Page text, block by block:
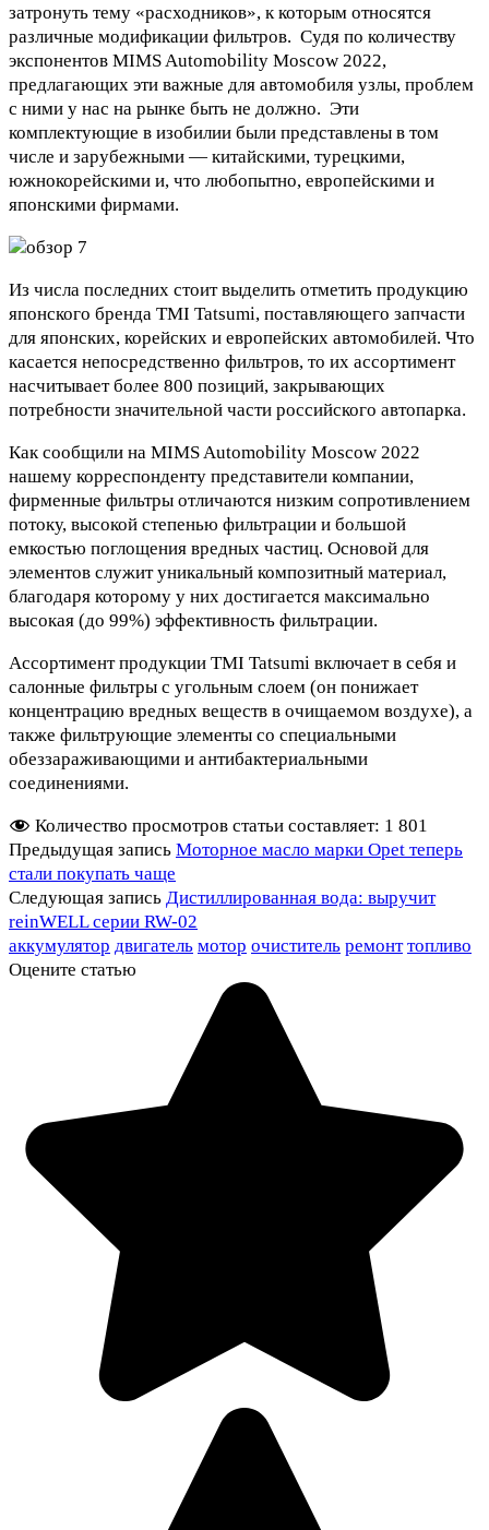
затронуть тему «расходников», к которым относятся
различные модификации фильтров. Судя по количеству
экспонентов MIMS Automobility Moscow 2022,
предлагающих эти важные для автомобиля узлы, проблем
с ними у нас на рынке быть не должно. Эти
комплектующие в изобилии были представлены в том
числе и зарубежными — китайскими, турецкими,
южнокорейскими и, что любопытно, европейскими и
японскими фирмами.
Из числа последних стоит выделить отметить продукцию
японского бренда TMI Tatsumi, поставляющего запчасти
для японских, корейских и европейских автомобилей. Что
касается непосредственно фильтров, то их ассортимент
насчитывает более 800 позиций, закрывающих
потребности значительной части российского автопарка.
Как сообщили на MIMS Automobility Moscow 2022
нашему корреспонденту представители компании,
фирменные фильтры отличаются низким сопротивлением
потоку, высокой степенью фильтрации и большой
емкостью поглощения вредных частиц. Основой для
элементов служит уникальный композитный материал,
благодаря которому у них достигается максимально
высокая (до 99%) эффективность фильтрации.
Ассортимент продукции TMI Tatsumi включает в себя и
салонные фильтры с угольным слоем (он понижает
концентрацию вредных веществ в очищаемом воздухе), а
также фильтрующие элементы со специальными
обеззараживающими и антибактериальными
соединениями.
Количество просмотров статьи составляет: 1 801
Предыдущая запись Моторное масло марки Opet теперь
стали покупать чаще
Следующая запись Дистиллированная вода: выручит
reinWELL серии RW-02
аккумулятор двигатель мотор очиститель ремонт топливо
Оцените статью